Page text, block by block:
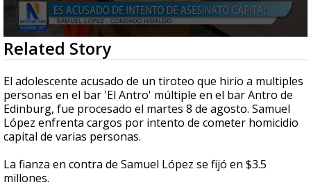
0
seconds
of
1
minute,
47
seconds
Related Story
El adolescente acusado de un tiroteo que hirio a multiples
personas en el bar 'El Antro' múltiple en el bar Antro de
Edinburg, fue procesado el martes 8 de agosto. Samuel
López enfrenta cargos por intento de cometer homicidio
capital de varias personas.
La fianza en contra de Samuel López se fijó en $3.5
millones.